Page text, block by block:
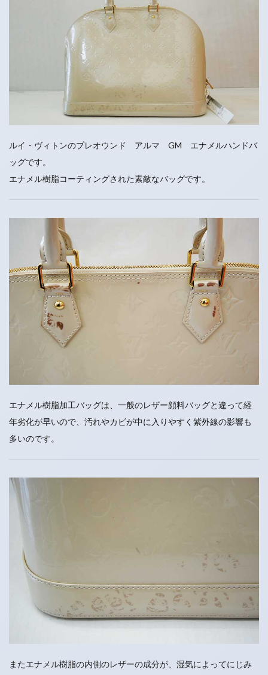
ルイ・ヴィトンのプレオウンド アルマ GM エナメルハンドバ
ッグです。
エナメル樹脂コーティングされた素敵なバッグです。
エナメル樹脂加工バッグは、一般のレザー顔料バッグと違って経
年劣化が早いので、汚れやカビが中に入りやすく紫外線の影響も
多いのです。
またエナメル樹脂の内側のレザーの成分が、湿気によってにじみ